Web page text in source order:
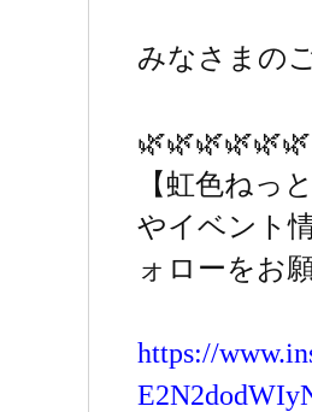
みなさまの
🌿🌿🌿🌿🌿🌿
【虹色ねっ
やイベント
ォローをお
https://